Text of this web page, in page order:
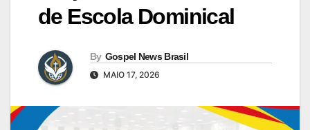
de Escola Dominical
By Gospel News Brasil
MAIO 17, 2026